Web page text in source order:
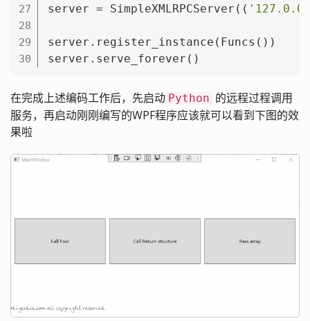
27
28
29
30
server = SimpleXMLRPCServer((
server.register_instance(Funcs())
server.serve_forever()
在完成上述编码工作后，先启动 Python 的远程过程调用
服务，再启动刚刚编写的WPF程序应该就可以看到下图的效
果啦